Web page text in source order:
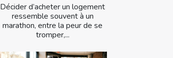
Décider d’acheter un logement
ressemble souvent à un
marathon, entre la peur de se
tromper,...